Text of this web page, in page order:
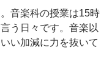
音楽科の授業は15時
う日々です。音楽以
い加減に力を抜いて